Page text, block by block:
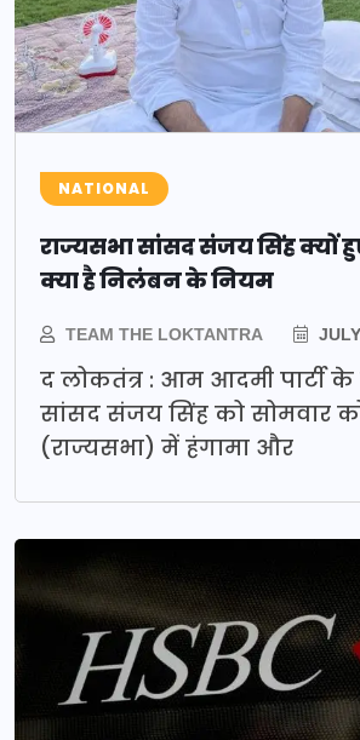
NATIONAL
राज्यसभा सांसद संजय सिंह क्यों
क्या है निलंबन के नियम
TEAM THE LOKTANTRA
द लोकतंत्र : आम आदमी पार्टी के
सांसद संजय सिंह को सोमवार
(राज्यसभा) में हंगामा और